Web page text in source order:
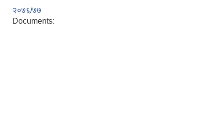
२०७६/७७
Documents: